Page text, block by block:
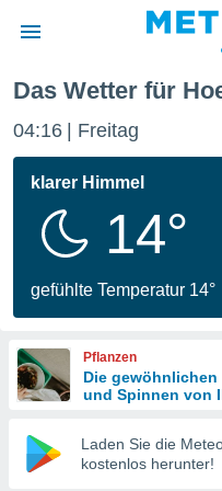
wurde
dass
sind.
diese
Das Wetter für
04:16 Freitag
klarer Himmel
14°
gefühlte Temperatur 14°
Pflanzen
Die
und Spinnen von
Laden Sie die
kostenlos herunter!